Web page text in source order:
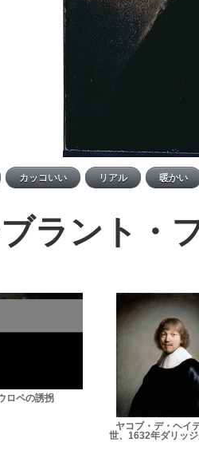
ラント・
ロペの誘拐
ヤコブ・デ・ヘイ
世、1632年ダリッ